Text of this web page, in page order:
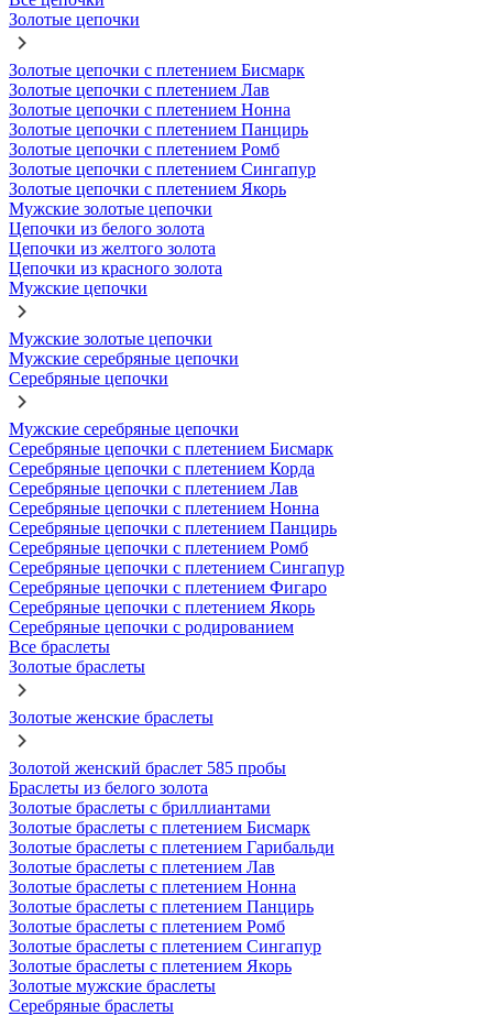
Золотые цепочки
Золотые цепочки с плетением Бисмарк
Золотые цепочки с плетением Лав
Золотые цепочки с плетением Нонна
Золотые цепочки с плетением Панцирь
Золотые цепочки с плетением Ромб
Золотые цепочки с плетением Сингапур
Золотые цепочки с плетением Якорь
Мужские золотые цепочки
Цепочки из белого золота
Цепочки из желтого золота
Цепочки из красного золота
Мужские цепочки
Мужские золотые цепочки
Мужские серебряные цепочки
Серебряные цепочки
Мужские серебряные цепочки
Серебряные цепочки с плетением Бисмарк
Серебряные цепочки с плетением Корда
Серебряные цепочки с плетением Лав
Серебряные цепочки с плетением Нонна
Серебряные цепочки с плетением Панцирь
Серебряные цепочки с плетением Ромб
Серебряные цепочки с плетением Сингапур
Серебряные цепочки с плетением Фигаро
Серебряные цепочки с плетением Якорь
Серебряные цепочки с родированием
Все браслеты
Золотые браслеты
Золотые женские браслеты
Золотой женский браслет 585 пробы
Браслеты из белого золота
Золотые браслеты с бриллиантами
Золотые браслеты с плетением Бисмарк
Золотые браслеты с плетением Гарибальди
Золотые браслеты с плетением Лав
Золотые браслеты с плетением Нонна
Золотые браслеты с плетением Панцирь
Золотые браслеты с плетением Ромб
Золотые браслеты с плетением Сингапур
Золотые браслеты с плетением Якорь
Золотые мужские браслеты
Серебряные браслеты